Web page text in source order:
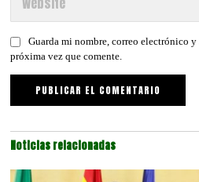
Guarda mi nombre, correo electrónico y
próxima vez que comente.
Noticias relacionadas